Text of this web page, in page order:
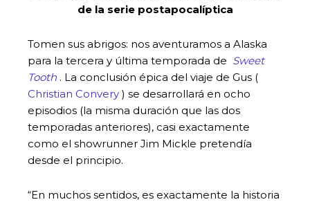
de la serie postapocalíptica
Tomen sus abrigos: nos aventuramos a Alaska
para la tercera y última temporada de Sweet
Tooth . La conclusión épica del viaje de Gus (
Christian Convery ) se desarrollará en ocho
episodios (la misma duración que las dos
temporadas anteriores), casi exactamente
como el showrunner Jim Mickle pretendía
desde el principio.
“En muchos sentidos, es exactamente la historia